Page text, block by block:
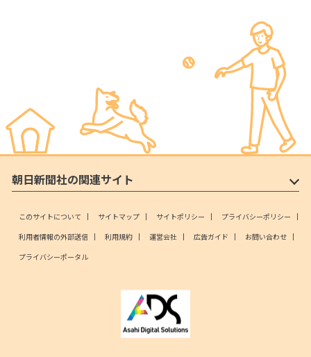
朝日新聞社の関連サイト
このサイトについて サイトマップ サイトポリシー
プライバシーポリシー
利用者情報の外部送信
利用規約 運営会社 広告ガイド
お問い合わせ
プライバシーポータル